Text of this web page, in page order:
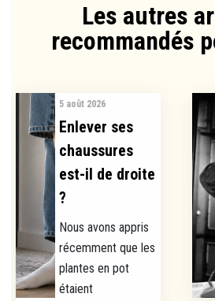
Les autres
recommandés
5 août 2026
Enlever ses
chaussures
est-il de droite
?
Nous avons appris
récemment que les
plantes en pot
étaient